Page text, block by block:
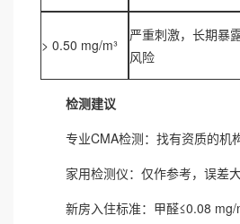
> 0.50 mg/m³
严重刺激，长期暴
风险
检测建议
专业CMA检测：找有资质的机构
家用检测仪：仅作参考，误差
新房入住标准：甲醛≤0.08 mg/